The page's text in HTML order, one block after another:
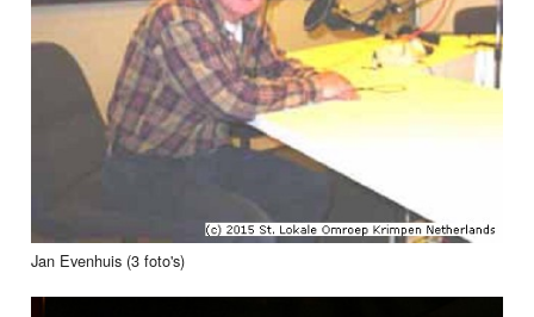
Jan Evenhuis (3 foto's)